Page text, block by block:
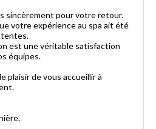
sincèrement pour votre retour.
votre expérience au spa ait été
est une véritable satisfaction
équipes.
plaisir de vous accueillir à